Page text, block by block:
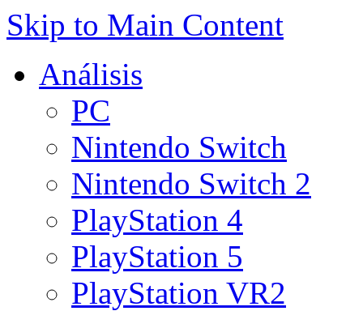
Skip to Main Content
Análisis
PC
Nintendo Switch
Nintendo Switch 2
PlayStation 4
PlayStation 5
PlayStation VR2